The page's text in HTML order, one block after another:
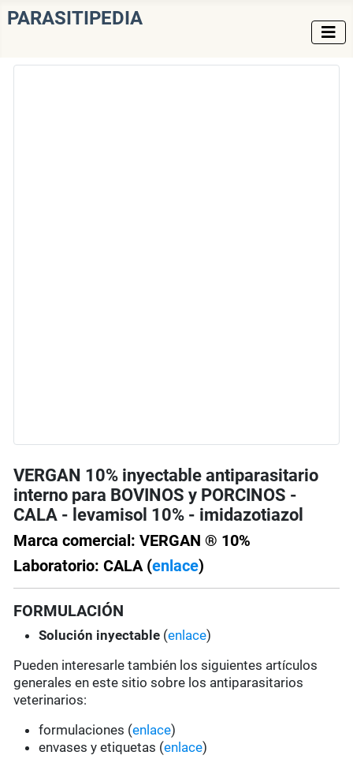
PARASITIPEDIA
VERGAN 10% inyectable antiparasitario
interno para BOVINOS y PORCINOS -
CALA - levamisol 10% - imidazotiazol
Marca comercial: VERGAN ® 10%
Laboratorio: CALA (enlace)
FORMULACIÓN
Solución inyectable (enlace)
Pueden interesarle también los siguientes artículos
generales en este sitio sobre los antiparasitarios
veterinarios:
formulaciones (enlace)
envases y etiquetas (enlace)